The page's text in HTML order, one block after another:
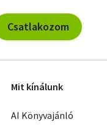
Csatlakozom
Mit kínálunk
AI Könyvajánló